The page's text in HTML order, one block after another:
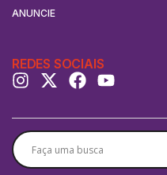
ANUNCIE
REDES SOCIAIS